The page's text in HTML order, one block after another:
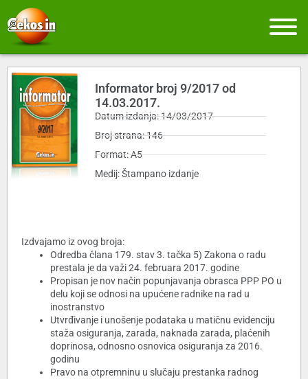
Informator broj 9/2017 od
14.03.2017.
Datum izdanja: 14/03/2017
Broj strana: 146
Format: A5
Medij: Štampano izdanje
Izdvajamo iz ovog broja:
Odredba člana 179. stav 3. tačka 5) Zakona o radu
prestala je da važi 24. februara 2017. godine
Propisan je nov način popunjavanja obrasca PPP PO u
delu koji se odnosi na upućene radnike na rad u
inostranstvo
Utvrđivanje i unošenje podataka u matičnu evidenciju
staža osiguranja, zarada, naknada zarada, plaćenih
doprinosa, odnosno osnovica osiguranja za 2016.
godinu
Pravo na otpremninu u slučaju prestanka radnog